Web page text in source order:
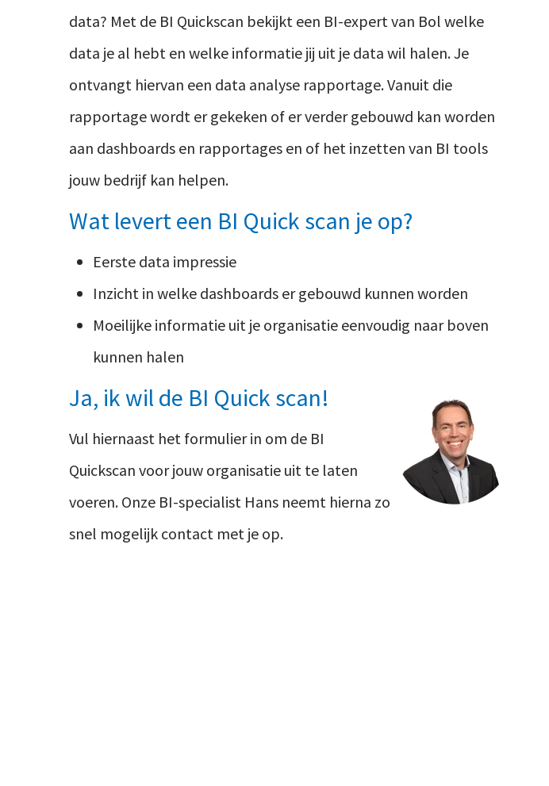
data? Met de BI Quickscan bekijkt een BI-expert van Bol welke
data je al hebt en welke informatie jij uit je data wil halen. Je
ontvangt hiervan een data analyse rapportage. Vanuit die
rapportage wordt er gekeken of er verder gebouwd kan worden
aan dashboards en rapportages en of het inzetten van BI tools
jouw bedrijf kan helpen.
Wat levert een BI Quick scan je op?
Eerste data impressie
Inzicht in welke dashboards er gebouwd kunnen worden
Moeilijke informatie uit je organisatie eenvoudig naar boven
kunnen halen
Ja, ik wil de BI Quick scan!
Vul hiernaast het formulier in om de BI
Quickscan voor jouw organisatie uit te laten
voeren. Onze BI-specialist Hans neemt hierna zo
snel mogelijk contact met je op.